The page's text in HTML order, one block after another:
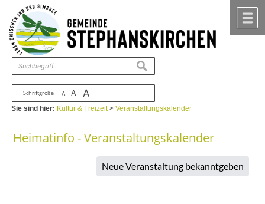
Zum Inhalt ,zur Navigation
Schriftgröße A A A
suchen
Sie sind hier: Kultur & Freizeit>Veranstaltungskalender
Heimatinfo - Veranstaltungskalender